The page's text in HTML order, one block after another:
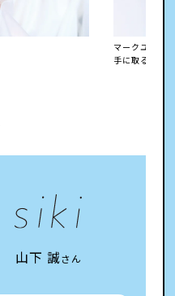
マークユー
手に取る。
山下 誠さん